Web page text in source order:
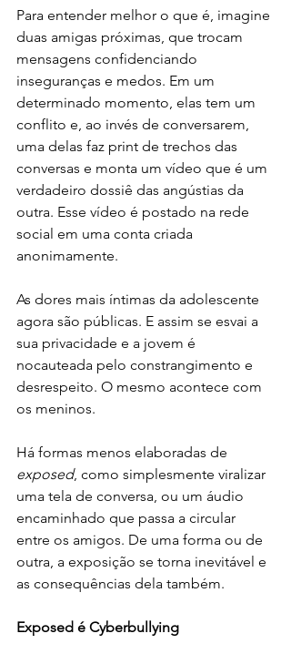
Para entender melhor o que é, imagine
duas amigas próximas, que trocam
mensagens confidenciando
inseguranças e medos. Em um
determinado momento, elas tem um
conflito e, ao invés de conversarem,
uma delas faz print de trechos das
conversas e monta um vídeo que é um
verdadeiro dossiê das angústias da
outra. Esse vídeo é postado na rede
social em uma conta criada
anonimamente.
As dores mais íntimas da adolescente
agora são públicas. E assim se esvai a
sua privacidade e a jovem é
nocauteada pelo constrangimento e
desrespeito. O mesmo acontece com
os meninos.
Há formas menos elaboradas de
exposed, como simplesmente viralizar
uma tela de conversa, ou um áudio
encaminhado que passa a circular
entre os amigos. De uma forma ou de
outra, a exposição se torna inevitável e
as consequências dela também.
Exposed é Cyberbullying